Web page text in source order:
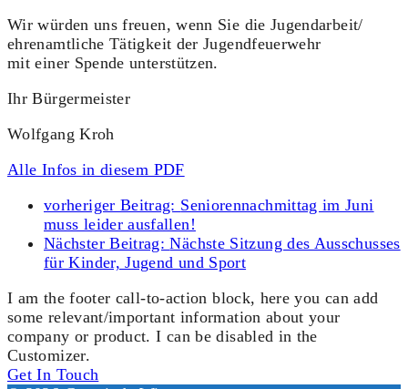
Wir würden uns freuen, wenn Sie die Jugendarbeit/
ehrenamtliche Tätigkeit der Jugendfeuerwehr
mit einer Spende unterstützen.
Ihr Bürgermeister
Wolfgang Kroh
Alle Infos in diesem PDF
vorheriger Beitrag: Seniorennachmittag im Juni
muss leider ausfallen!
Nächster Beitrag:Nächste Sitzung des Ausschusses
für Kinder, Jugend und Sport
I am the footer call-to-action block, here you can add
some relevant/important information about your
company or product. I can be disabled in the
Customizer.
Get In Touch